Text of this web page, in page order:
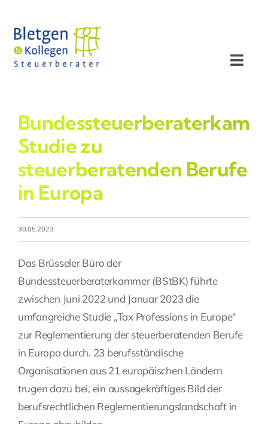
Inhalt
springen
Profil
Leistungen
Kontakt
Studie zu
steuerberatenden Berufe
in Europa
30.05.2023
Das Brüsseler Büro der
Bundessteuerberaterkammer (BStBK) führte
zwischen Juni 2022 und Januar 2023 die
umfangreiche Studie „Tax Professions in Europe“
zur Reglementierung der steuerberatenden Berufe
in Europa durch. 23 berufsständische
Organisationen aus 21 europäischen Ländern
trugen dazu bei, ein aussagekräftiges Bild der
berufsrechtlichen Reglementierungslandschaft in